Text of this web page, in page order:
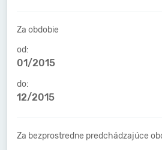
Za obdobie
od:
01/2015
do:
12/2015
Za bezprostredne predchádzajúce